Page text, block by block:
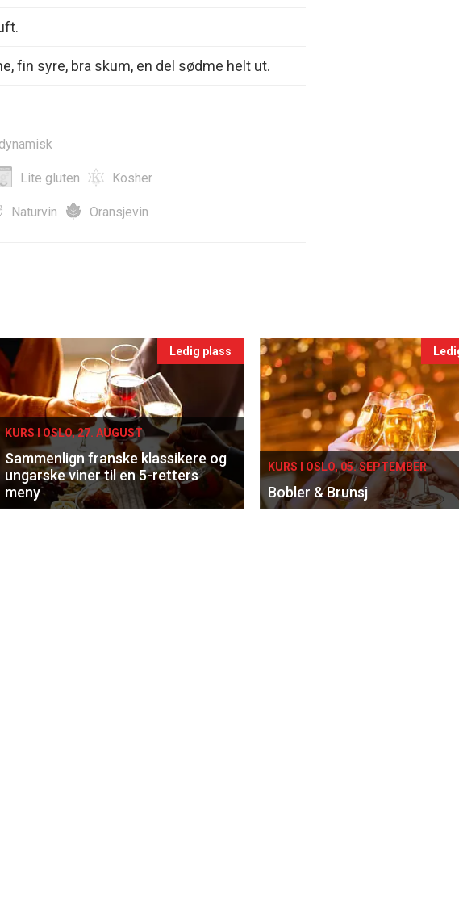
fin syre, bra skum, en del sødme helt ut.
Lite gluten Kosher
Naturvin Oransjevin
Ledig plass
KURS I OSLO, 27. AUGUST
Sammenlign franske klassikere og
ungarske viner til en 5-retters
meny
KURS I OSLO, 05. SEPTEMBER
Bobler & Brunsj